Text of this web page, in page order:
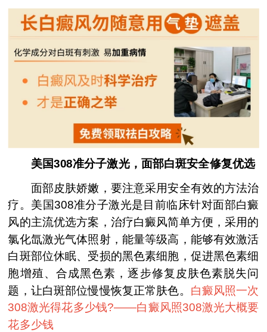
美国308准分子激光，面部白斑安全修复优选
面部皮肤娇嫩，要注意采用安全有效的方法治
疗。美国308准分子激光是目前临床针对面部白癜
风的主流优选方案，治疗白癜风简单方便，采用的
氯化氙激光气体照射，能量等级高，能够有效激活
白斑部位休眠、受损的黑色素细胞，促进黑色素细
胞增殖、合成黑色素，逐步修复皮肤色素脱失问
题，让白斑部位慢慢恢复正常肤色。 白癜风照一次
308激光得花多少钱?——白癜风照308激光大概要
花多少钱